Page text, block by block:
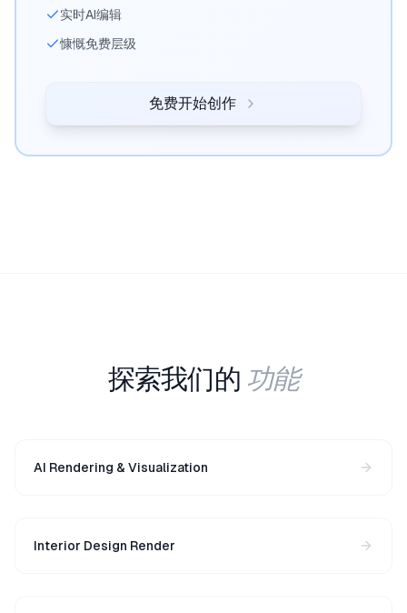
实时AI编辑
慷慨免费层级
免费开始创作
探索我们的 功能
AI Rendering & Visualization
Interior Design Render